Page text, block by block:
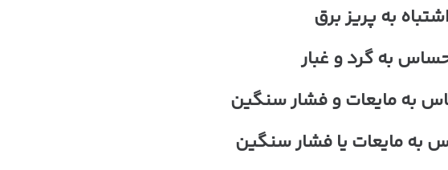
به پریز برق
به گرد و غبار
به مایعات و فشار سنگین
به مایعات یا فشار سنگین